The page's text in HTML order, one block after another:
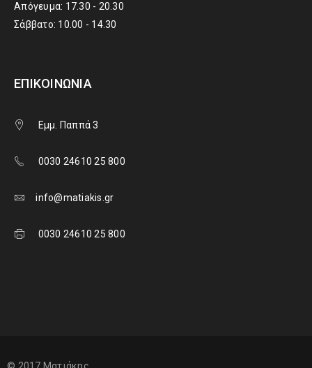
Απόγευμα: 17.30 - 20.30
Σάββατο: 10.00 - 14.30
ΕΠΙΚΟΙΝΩΝΊΑ
Εμμ. Παππά 3
0030 24610 25 800
info@matiakis.gr
0030 24610 25 800